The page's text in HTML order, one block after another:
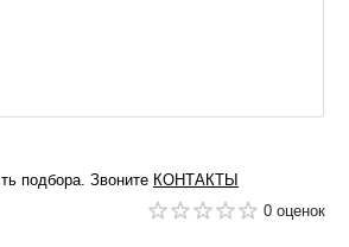
подбора. Звоните КОНТАКТЫ
0 оценок